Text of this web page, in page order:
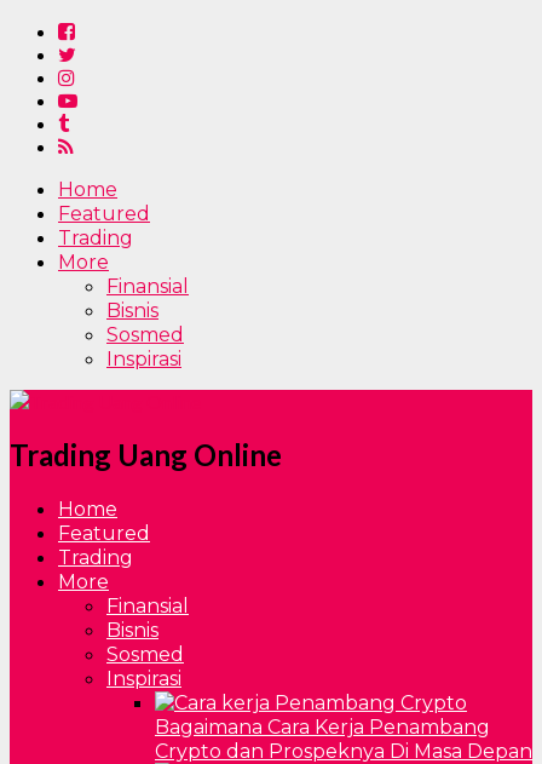
Home
Featured
Trading
More
Finansial
Bisnis
Sosmed
Inspirasi
Trading Uang Online
Home
Featured
Trading
More
Finansial
Bisnis
Sosmed
Inspirasi
Bagaimana Cara Kerja Penambang
Crypto dan Prospeknya Di Masa Depan